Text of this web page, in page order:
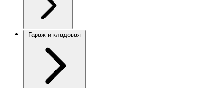
Гараж и кладовая